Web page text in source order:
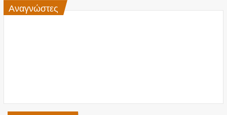
Αναγνώστες